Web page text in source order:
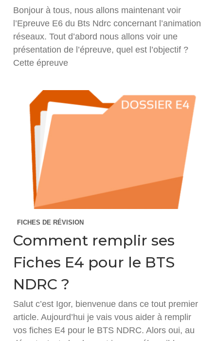
Bonjour à tous, nous allons maintenant voir
l’Epreuve E6 du Bts Ndrc concernant l’animation
réseaux. Tout d’abord nous allons voir une
présentation de l’épreuve, quel est l’objectif ?
Cette épreuve
FICHES DE RÉVISION
Comment remplir ses
Fiches E4 pour le BTS
NDRC ?
Salut c’est Igor, bienvenue dans ce tout premier
article. Aujourd’hui je vais vous aider à remplir
vos fiches E4 pour le BTS NDRC. Alors oui, au